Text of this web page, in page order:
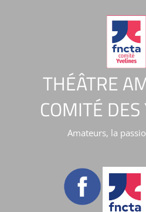
THÉÂTRE
COMITÉ
Amateurs, la